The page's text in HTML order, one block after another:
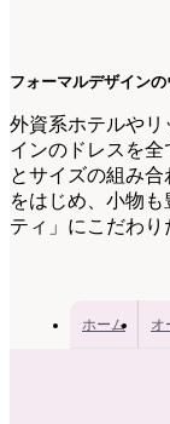
フォーマルデザイン
外資系ホテルや
インのドレスを
とサイズの組み
をはじめ、小物
ティ」にこだわり
ホーム オ